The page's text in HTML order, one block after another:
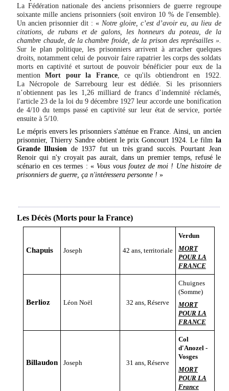
La Fédération nationale des anciens prisonniers de guerreregroupe
soixante mille anciens prisonniers (soit environ 10 % de l'ensemble).
Un ancien prisonnier dit : « Notre gloire, c’est d’avoir eu, au lieu de
citations, de rubans et de galons, les honneurs du poteau, de la
chambre chaude, de la chambre froide, de la prison des représailles ».
Sur le plan politique, les prisonniers arrivent à arracher quelques
droits, notamment celui de pouvoir faire rapatrier les corps des soldats
morts en captivité et surtout de pouvoir bénéficier pour eux de la
mentionMort pour la France, ce qu'ils obtiendront en 1922.
LaNécropole de Sarrebourg leur est dédiée. Si les prisonniers
n’obtiennent pas les 1,26 milliard de francs d’indemnité réclamés,
l'article 23 de la loi du 9 décembre 1927 leur accorde une bonification
de 4/10 du temps passé en captivité sur leur état de service, portée
ensuite à 5/10.
Le mépris envers les prisonniers s'atténue en France. Ainsi, un ancien
prisonnier,Thierry Sandre obtient le prix Goncourt 1924. Le film la
Grande Illusion de 1937 fut un très grand succès. Pourtant Jean
Renoir qui n'y croyait pas aurait, dans un premier temps, refusé le
scénario en ces termes : « Vous vous foutez de moi ! Une histoire de
prisonniers de guerre, ça n'intéressera personne ! »
Les Décès (Morts pour la France)
Chapuis Joseph 42 ans, territoriale
Verdun
MORT
POUR LA
FRANCE
Berlioz Léon Noël 32 ans, Réserve
Chuignes
(Somme)
MORT
POUR LA
FRANCE
Billaudon Joseph 31 ans, Réserve
Col
d'Anozel -
Vosges
MORT
POUR LA
France